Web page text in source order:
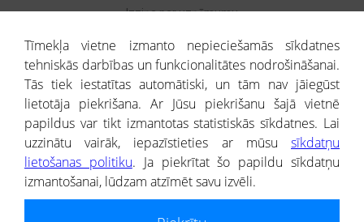
Izziņa par uzņēmumu
Dzimtas koks
Uzņēmumu atlase
Monitorings
Kredītizziņa par ārvalstu uzņēmumiem
® CREDITREFORM Latvija
SIA
Tīmekļa vietne izmanto nepieciešamās sīkdatnes
tehniskās darbības un funkcionalitātes nodrošināšanai.
Tās tiek iestatītas automātiski, un tām nav jāiegūst
lietotāja piekrišana. Ar Jūsu piekrišanu šajā vietnē
papildus var tikt izmantotas statistiskās sīkdatnes. Lai
uzzinātu vairāk, iepazīstieties ar mūsu sīkdatņu
lietošanas politiku. Ja piekrītat šo papildu sīkdatņu
izmantošanai, lūdzam atzīmēt savu izvēli.